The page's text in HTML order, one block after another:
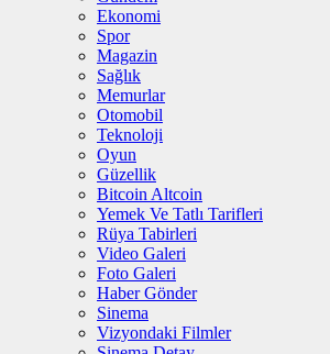
Ekonomi
Spor
Magazin
Sağlık
Memurlar
Otomobil
Teknoloji
Oyun
Güzellik
Bitcoin Altcoin
Yemek Ve Tatlı Tarifleri
Rüya Tabirleri
Video Galeri
Foto Galeri
Haber Gönder
Sinema
Vizyondaki Filmler